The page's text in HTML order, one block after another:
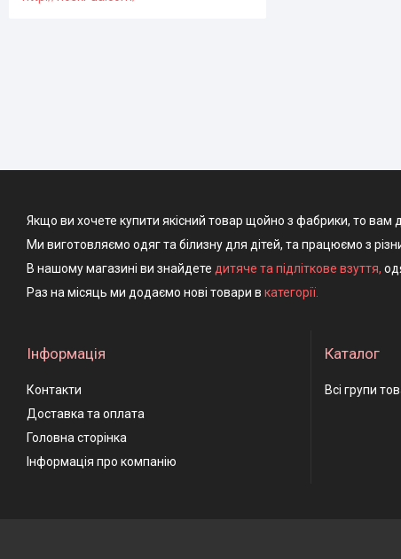
Якщо ви хочете купити якісний товар щойно з фабрики, то вам
Ми виготовляємо одяг та білизну для дітей, та працюємо з
В нашому магазині ви знайдете дитяче та підліткове взуття,
Раз на місяць ми додаємо нові товари в категорії.
Інформація
Контакти
Доставка та оплата
Головна сторінка
Інформація про компанію
Каталог
Всі групи